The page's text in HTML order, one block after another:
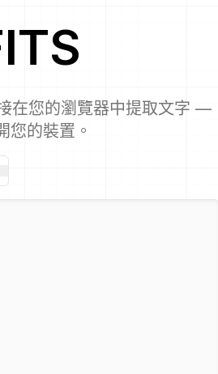
在您的瀏覽器中提取文字 —
您的裝置。